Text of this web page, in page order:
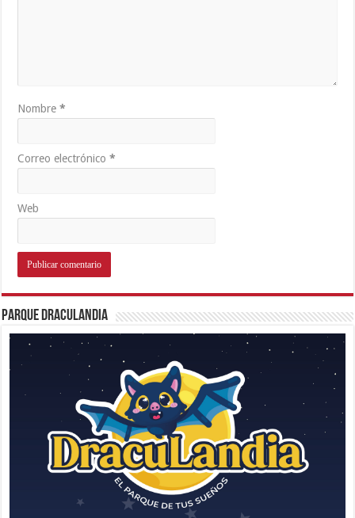
Nombre*
Correo electrónico*
Web
Parque Draculandia